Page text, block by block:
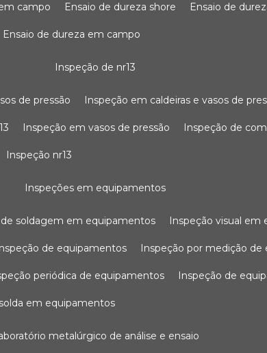
campo ensaio de dureza shore ensaio de
ensaio de dureza em campo
inspeção de nr13
de pressão inspeção em caldeiras e vasos de
inspeção em vasos de pressão inspeção de
inspeção nr13
inspeções em equipamentos
de soldagem em equipamentos inspeção visual
inspeção de equipamentos inspeção por medição
periódica de equipamentos inspeção de
em equipamentos
metalúrgico de análise e ensaio